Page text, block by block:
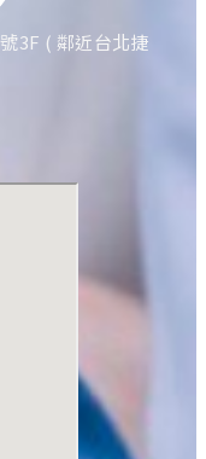
3F ( 鄰近台北捷